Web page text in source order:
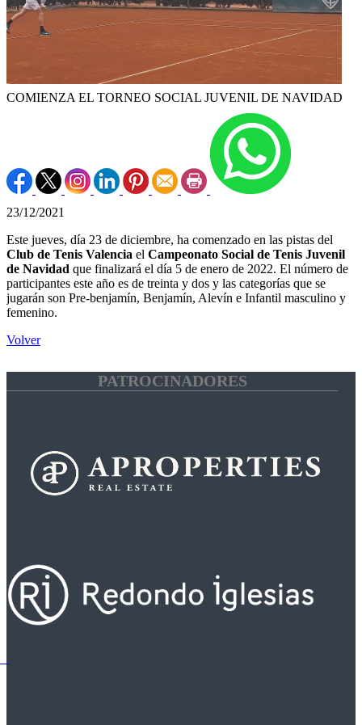
COMIENZA EL TORNEO SOCIAL JUVENIL DE NAVIDAD
23/12/2021
Este jueves, día 23 de diciembre, ha comenzado en las pistas del
Club de Tenis Valencia el Campeonato Social de Tenis Juvenil
de Navidad que finalizará el día 5 de enero de 2022. El número de
participantes este año es de treinta y dos y las categorías que se
jugarán son Pre-benjamín, Benjamín, Alevín e Infantil masculino y
femenino.
Volver
PATROCINADORES